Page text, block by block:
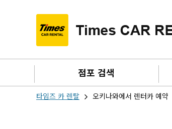
점포 검색
타임즈 카 렌탈 오키나와에서 렌터카 예약